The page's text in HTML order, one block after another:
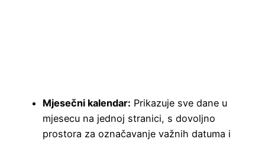
Mjesečni kalendar: Prikazuje sve dane u
mjesecu na jednoj stranici, s dovoljno
prostora za označavanje važnih datuma i